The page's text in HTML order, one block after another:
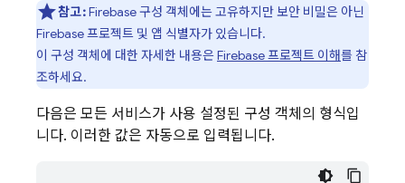
참고:Firebase 구성 객체에는 고유하지만 보안 비밀은 아닌
Firebase 프로젝트 및 앱 식별자가 있습니다.
이 구성 객체에 대한 자세한 내용은Firebase 프로젝트 이해를 참
조하세요.
다음은 모든 서비스가 사용 설정된 구성 객체의 형식입
니다. 이러한 값은 자동으로 입력됩니다.